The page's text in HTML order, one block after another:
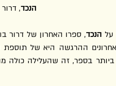
הנכד, דרור
על הנכד,